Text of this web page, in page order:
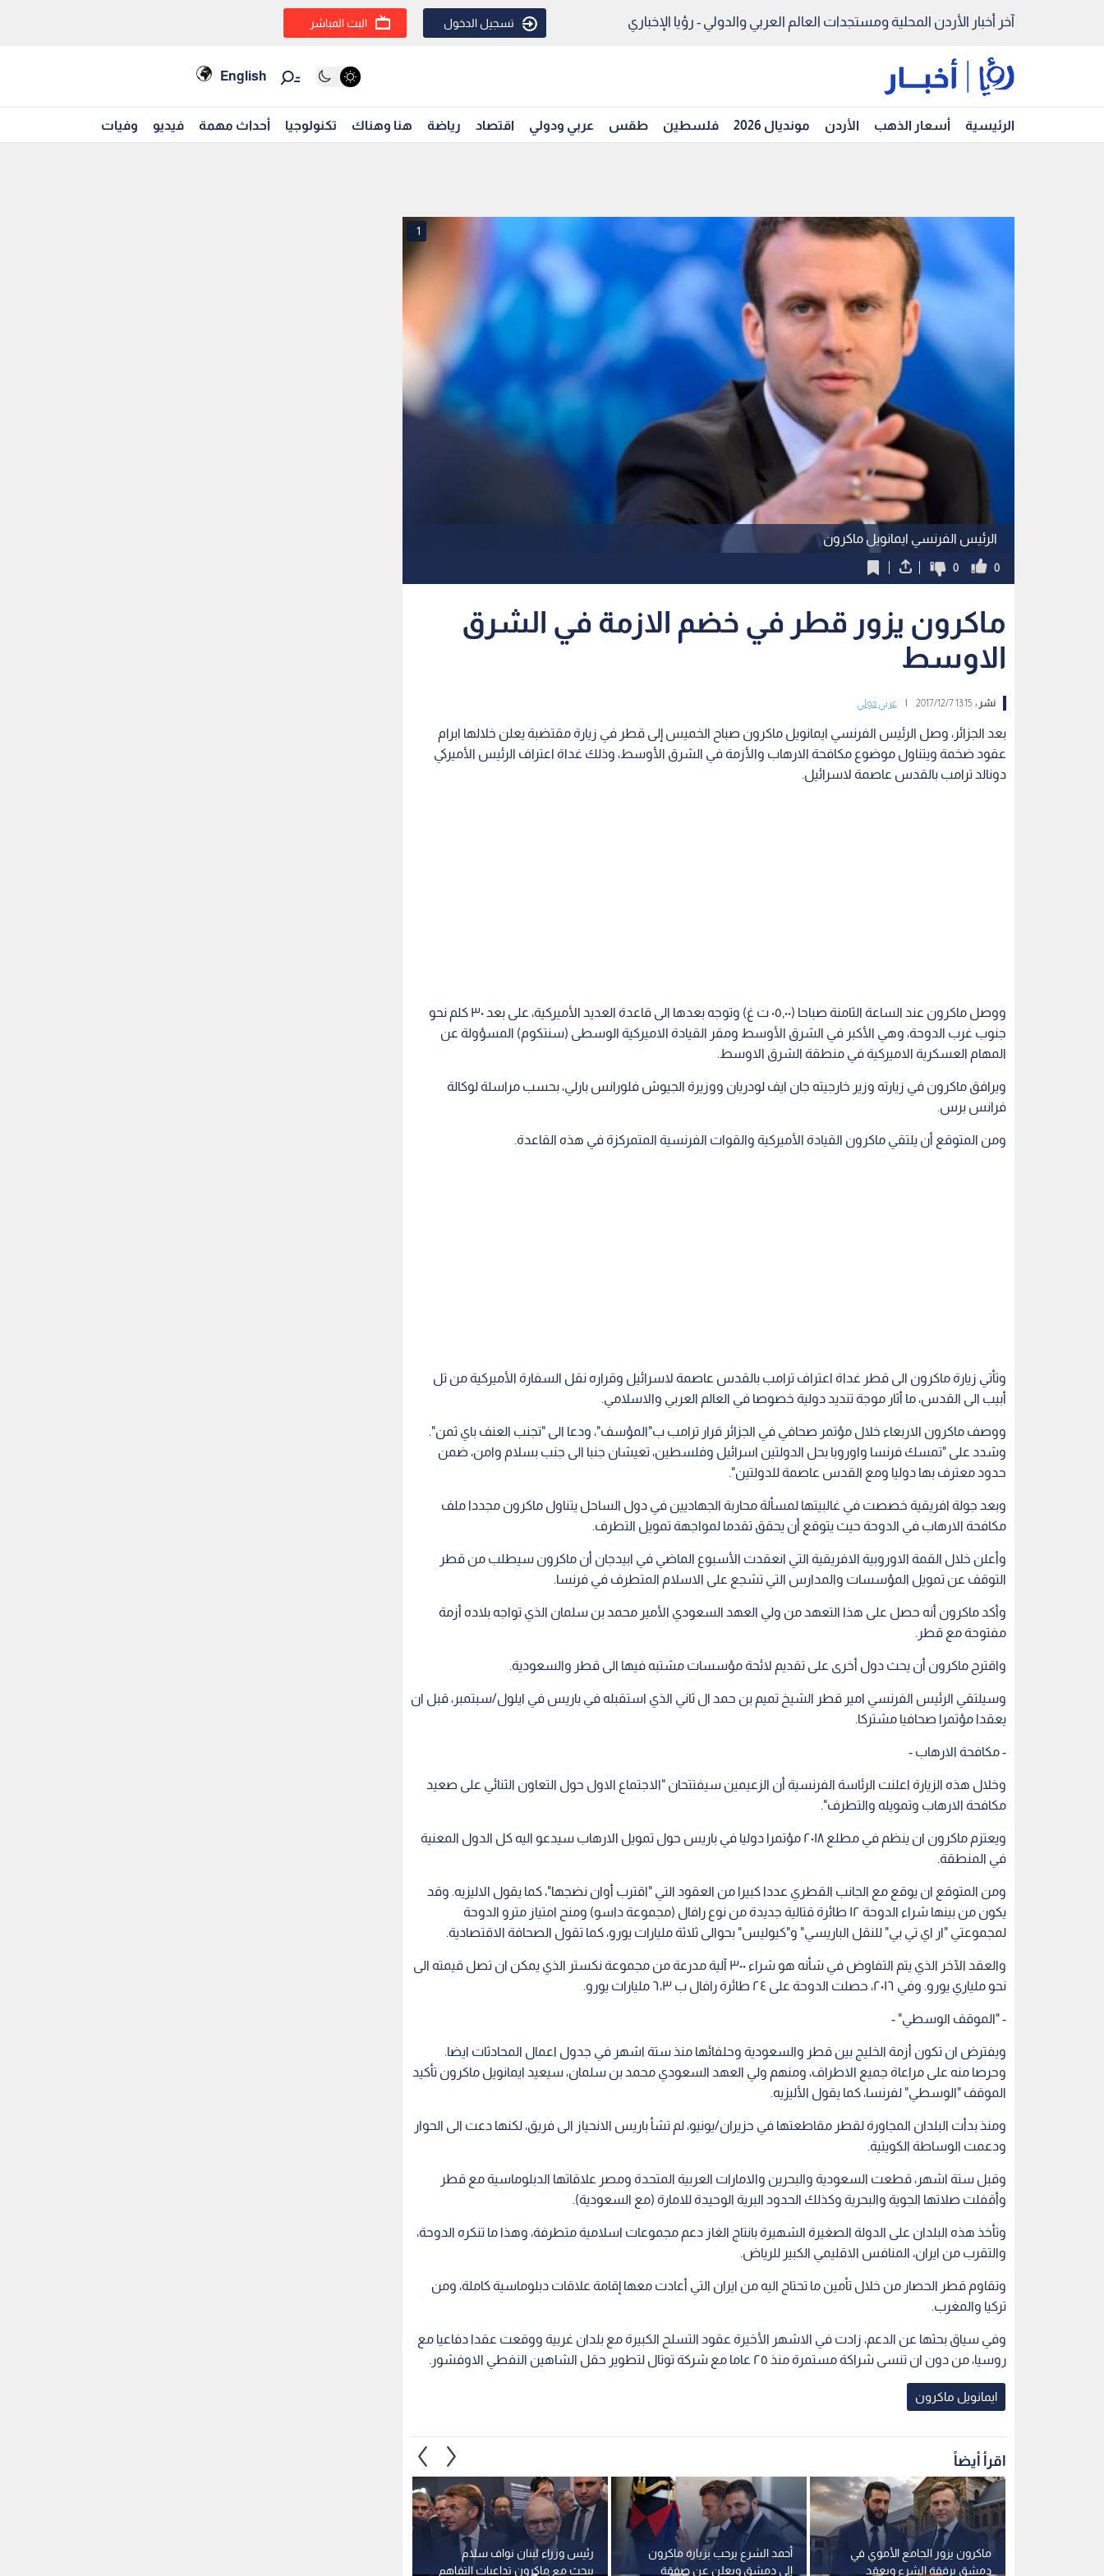
آخر أخبار الأردن المحلية ومستجدات العالم العربي والدولي - رؤيا الإخباري تسجيل الدخول البث المباشر
English
الرئيسية أسعار الذهب الأردن مونديال 2026 فلسطين طقس عربي ودولي اقتصاد رياضة هنا وهناك تكنولوجيا أحداث مهمة فيديو وفيات
الرئيس الفرنسي ايمانويل ماكرون
1
0
0
ماكرون يزور قطر في خضم الازمة في الشرق
الاوسط
نشر :13:15 2017/12/7 عربي دولي
بعد الجزائر، وصل الرئيس الفرنسي ايمانويل ماكرون صباح الخميس إلى قطر في زيارة مقتضبة يعلن خلالها ابرام
عقود ضخمة ويتناول موضوع مكافحة الارهاب والأزمة في الشرق الأوسط، وذلك غداة اعتراف الرئيس الأميركي
دونالد ترامب بالقدس عاصمة لاسرائيل.
ووصل ماكرون عند الساعة الثامنة صباحا (٠٥,٠٠ ت غ) وتوجه بعدها الى قاعدة العديد الأميركية، على بعد ٣٠ كلم نحو
جنوب غرب الدوحة، وهي الأكبر في الشرق الأوسط ومقر القيادة الاميركية الوسطى (سنتكوم) المسؤولة عن
المهام العسكرية الاميركية في منطقة الشرق الاوسط.
ويرافق ماكرون في زيارته وزير خارجيته جان ايف لودريان ووزيرة الجيوش فلورانس بارلي، بحسب مراسلة لوكالة
فرانس برس.
ومن المتوقع أن يلتقي ماكرون القيادة الأميركية والقوات الفرنسية المتمركزة في هذه القاعدة.
وتأتي زيارة ماكرون الى قطر غداة اعتراف ترامب بالقدس عاصمة لاسرائيل وقراره نقل السفارة الأميركية من تل
أبيب الى القدس، ما أثار موجة تنديد دولية خصوصا في العالم العربي والاسلامي.
ووصف ماكرون الاربعاء خلال مؤتمر صحافي في الجزائر قرار ترامب ب"المؤسف"، ودعا الى "تجنب العنف باي ثمن".
وشدد على "تمسك فرنسا واوروبا بحل الدولتين اسرائيل وفلسطين، تعيشان جنبا الى جنب بسلام وامن، ضمن
حدود معترف بها دوليا ومع القدس عاصمة للدولتين".
وبعد جولة افريقية خصصت في غالبيتها لمسألة محاربة الجهاديين في دول الساحل يتناول ماكرون مجددا ملف
مكافحة الارهاب في الدوحة حيث يتوقع أن يحقق تقدما لمواجهة تمويل التطرف.
وأعلن خلال القمة الاوروبية الافريقية التي انعقدت الأسبوع الماضي في ابيدجان أن ماكرون سيطلب من قطر
التوقف عن تمويل المؤسسات والمدارس التي تشجع على الاسلام المتطرف في فرنسا.
وأكد ماكرون أنه حصل على هذا التعهد من ولي العهد السعودي الأمير محمد بن سلمان الذي تواجه بلاده أزمة
مفتوحة مع قطر.
واقترح ماكرون أن يحث دول أخرى على تقديم لائحة مؤسسات مشتبه فيها الى قطر والسعودية.
وسيلتقي الرئيس الفرنسي امير قطر الشيخ تميم بن حمد ال ثاني الذي استقبله في باريس في ايلول/سبتمبر، قبل ان
يعقدا مؤتمرا صحافيا مشتركا.
- مكافحة الارهاب -
وخلال هذه الزيارة اعلنت الرئاسة الفرنسية أن الزعيمين سيفتتحان "الاجتماع الاول حول التعاون الثنائي على صعيد
مكافحة الارهاب وتمويله والتطرف".
ويعتزم ماكرون ان ينظم في مطلع ٢٠١٨ مؤتمرا دوليا في باريس حول تمويل الارهاب سيدعو اليه كل الدول المعنية
في المنطقة.
ومن المتوقع ان يوقع مع الجانب القطري عددا كبيرا من العقود التي "اقترب أوان نضجها"، كما يقول الاليزيه. وقد
يكون من بينها شراء الدوحة ١٢ طائرة قتالية جديدة من نوع رافال (مجموعة داسو) ومنح امتياز مترو الدوحة
لمجموعتي "ار اي تي بي" للنقل الباريسي" و"كيوليس" بحوالى ثلاثة مليارات يورو، كما تقول الصحافة الاقتصادية.
والعقد الآخر الذي يتم التفاوض في شأنه هو شراء ٣٠٠ آلية مدرعة من مجموعة نكستر الذي يمكن ان تصل قيمته الى
نحو ملياري يورو. وفي ٢٠١٦، حصلت الدوحة على ٢٤ طائرة رافال ب ٦،٣ مليارات يورو.
- "الموقف الوسطي" -
ويفترض ان تكون أزمة الخليج بين قطر والسعودية وحلفائها منذ ستة اشهر في جدول اعمال المحادثات ايضا.
وحرصا منه على مراعاة جميع الاطراف، ومنهم ولي العهد السعودي محمد بن سلمان، سيعيد ايمانويل ماكرون تأكيد
الموقف "الوسطي" لفرنسا، كما يقول الأليزيه.
ومنذ بدأت البلدان المجاورة لقطر مقاطعتها في حزيران/يونيو، لم تشأ باريس الانحياز الى فريق، لكنها دعت الى الحوار
ودعمت الوساطة الكويتية.
وقبل ستة اشهر، قطعت السعودية والبحرين والامارات العربية المتحدة ومصر علاقاتها الدبلوماسية مع قطر
وأقفلت صلاتها الجوية والبحرية وكذلك الحدود البرية الوحيدة للامارة (مع السعودية).
وتأخذ هذه البلدان على الدولة الصغيرة الشهيرة بانتاج الغاز دعم مجموعات اسلامية متطرفة، وهذا ما تنكره الدوحة،
والتقرب من ايران، المنافس الاقليمي الكبير للرياض.
وتقاوم قطر الحصار من خلال تأمين ما تحتاج اليه من ايران التي أعادت معها إقامة علاقات دبلوماسية كاملة، ومن
تركيا والمغرب.
وفي سياق بحثها عن الدعم، زادت في الاشهر الأخيرة عقود التسلح الكبيرة مع بلدان غربية ووقعت عقدا دفاعيا مع
روسيا، من دون ان تنسى شراكة مستمرة منذ ٢٥ عاما مع شركة توتال لتطوير حقل الشاهين النفطي الاوفشور.
ايمانويل ماكرون
اقرأ أيضاً
رئيس وزراء لبنان نواف سلام
يبحث مع ماكرون تداعيات التفاهم
أحمد الشرع يرحب بزيارة ماكرون
إلى دمشق ويعلن عن صفقة
ماكرون يزور الجامع الأموي في
دمشق برفقة الشرع ويعقد